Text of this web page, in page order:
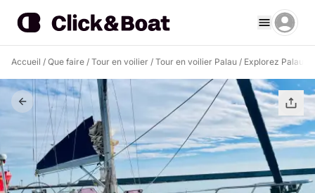
Accueil / Que faire / Tour en voilier / Tour en voilier Palau / Explorez Palau